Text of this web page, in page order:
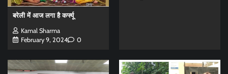
बरेली में आज लगा है कर्फ्यू
Kamal Sharma
February 9, 2024
0